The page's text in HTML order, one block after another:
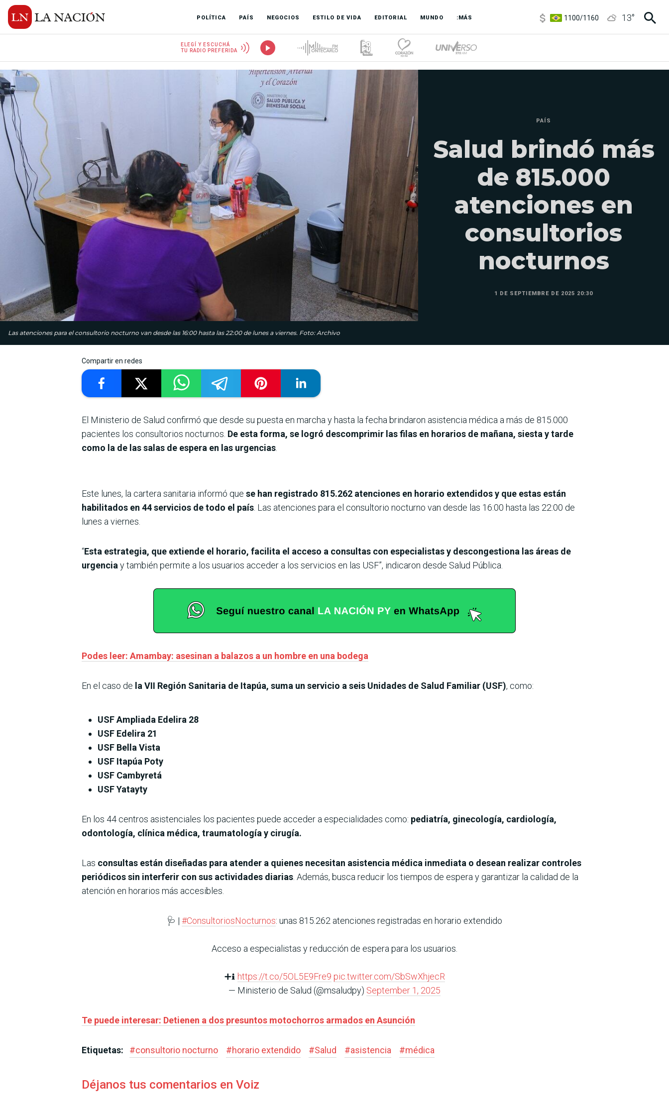
POLÍTICA PAÍS NEGOCIOS ESTILO DE VIDA EDITORIAL MUNDO :MÁS
1100/1160 13°
ELEGÍ Y ESCUCHÁ
TU RADIO PREFERIDA
Las atenciones para el consultorio nocturno van desde las 16:00 hasta las 22:00 de lunes a viernes. Foto: Archivo
PAÍS
Salud brindó más
de 815.000
atenciones en
consultorios
nocturnos
1 DE SEPTIEMBRE DE 2025 20:30
Compartir en redes
El Ministerio de Salud confirmó que desde su puesta en marcha y hasta la fecha brindaron asistencia médica a más de 815.000
pacientes los consultorios nocturnos. De esta forma, se logró descomprimir las filas en horarios de mañana, siesta y tarde
como la de las salas de espera en las urgencias
Este lunes, la cartera sanitaria informó que se han registrado 815.262 atenciones en horario extendidos y que estas están
habilitados en 44 servicios de todo el país . Las atenciones para el consultorio nocturno van desde las 16:00 hasta las 22:00 de
lunes a viernes.
“Esta estrategia, que extiende el horario, facilita el acceso a consultas con especialistas y descongestiona las áreas de
urgencia y también permite a los usuarios acceder a los servicios en las USF”, indicaron desde Salud Pública.
Podes leer: Amambay: asesinan a balazos a un hombre en una bodega
En el caso de la VII Región Sanitaria de Itapúa, suma un servicio a seis Unidades de Salud Familiar (USF), como:
USF Ampliada Edelira 28
USF Edelira 21
USF Bella Vista
USF Itapúa Poty
USF Cambyretá
USF Yatayty
En los 44 centros asistenciales los pacientes puede acceder a especialidades como: pediatría, ginecología, cardiología,
odontología, clínica médica, traumatología y cirugía.
Las consultas están diseñadas para atender a quienes necesitan asistencia médica inmediata o desean realizar controles
periódicos sin interferir con sus actividades diarias . Además, busca reducir los tiempos de espera y garantizar la calidad de la
atención en horarios más accesibles.
🩺 | #ConsultoriosNocturnos: unas 815.262 atenciones registradas en horario extendido
Acceso a especialistas y reducción de espera para los usuarios.
➕ℹ️ https://t.co/5OL5E9Fre9 pic.twitter.com/SbSwXhjecR
— Ministerio de Salud (@msaludpy) September 1, 2025
Te puede interesar: Detienen a dos presuntos motochorros armados en Asunción
Etiquetas: #consultorio nocturno #horario extendido #Salud #asistencia #médica
Déjanos tus comentarios en Voiz